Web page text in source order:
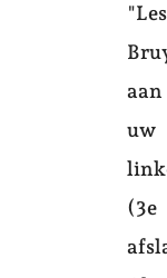
"Les
aan
uw
(3e